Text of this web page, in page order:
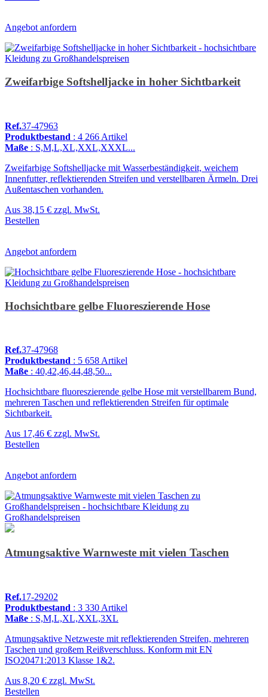
Angebot anfordern
Zweifarbige Softshelljacke in hoher Sichtbarkeit
Ref.37-47963
Produktbestand : 4 266 Artikel
Maße : S,M,L,XL,XXL,XXXL...
Zweifarbige Softshelljacke mit Wasserbeständigkeit, weichem
Innenfutter, reflektierenden Streifen und verstellbaren Ärmeln. Drei
Außentaschen vorhanden.
Aus 38,15 € zzgl. MwSt.
Bestellen
Angebot anfordern
Hochsichtbare gelbe Fluoreszierende Hose
Ref.37-47968
Produktbestand : 5 658 Artikel
Maße : 40,42,46,44,48,50...
Hochsichtbare fluoreszierende gelbe Hose mit verstellbarem Bund,
mehreren Taschen und reflektierenden Streifen für optimale
Sichtbarkeit.
Aus 17,46 € zzgl. MwSt.
Bestellen
Angebot anfordern
Atmungsaktive Warnweste mit vielen Taschen
Ref.17-29202
Produktbestand : 3 330 Artikel
Maße : S,M,L,XL,XXL,3XL
Atmungsaktive Netzweste mit reflektierenden Streifen, mehreren
Taschen und großem Reißverschluss. Konform mit EN
ISO20471:2013 Klasse 1&2.
Aus 8,20 € zzgl. MwSt.
Bestellen